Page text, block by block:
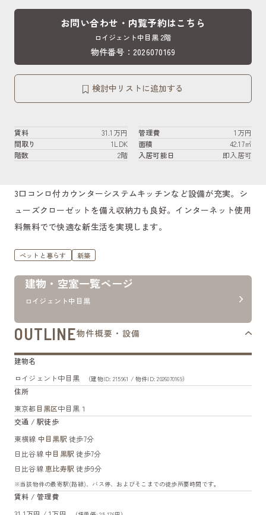
お問い合わせ・内覧予約はこちら
ロイジェント中目黒 2階
物件番号：2026070169
検討中リストに追加する
賃料 31.1万円 管理費
1万円
間取り
1LDK 面積
42.17㎡
階数
2階 入居可能日 即入居可
3口コンロ付カウンターシステムキッチンなど設備が充実。シ
ューズクローゼットを備え収納力も良好。インターネット使用
料無料でで快適な新生活を実現します。
ペットと暮らす 新築
建物・空室一覧ページ
ロイジェント中目黒
OUTLINE物件概要・設備
建物名
ロイジェント中目黒
（建物ID: 215961 / 物件ID: 2026070169）
住所
東京都 目黒区中目黒１
交通 / 駅徒歩
東横線 中目黒駅 徒歩7分
日比谷線 中目黒駅 徒歩7分
日比谷線 恵比寿駅 徒歩9分
※当該物件の最寄駅(路線)、バス停、およびそこまでの徒歩所要時間です。
賃料 / 管理費